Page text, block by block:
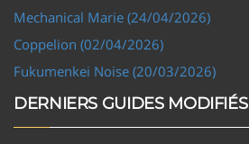
Mechanical Marie (24/04/2026)
Coppelion (02/04/2026)
Fukumenkei Noise (20/03/2026)
DERNIERS GUIDES MODIFIÉS